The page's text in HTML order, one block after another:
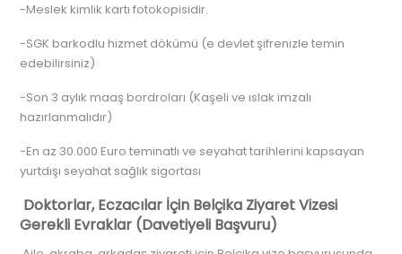
-Meslek kimlik kartı fotokopisidir.
-SGK barkodlu hizmet dökümü (e devlet şifrenizle temin
edebilirsiniz)
-Son 3 aylık maaş bordroları (Kaşeli ve ıslak imzalı
hazırlanmalıdır)
-En az 30.000 Euro teminatlı ve seyahat tarihlerini kapsayan
yurtdışı seyahat sağlık sigortası
Doktorlar, Eczacılar İçin Belçika Ziyaret Vizesi
Gerekli Evraklar (Davetiyeli Başvuru)